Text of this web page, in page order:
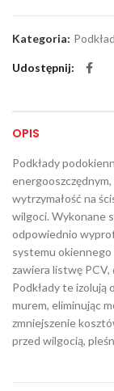
Kategoria:
Udostępnij
OPIS
Podkłady
wytrzymałość na
wilgoci. Wykonane
odpowiednio
systemu okiennego
zawiera listwę PCV,
Podkłady te izolują
murem, eliminując
zmniejszenie
przed wilgocią,